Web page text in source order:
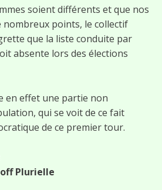
soient différents et que nos
nombreux points, le collectif
que la liste conduite par
absente lors des élections
en effet une partie non
qui se voit de ce fait
de ce premier tour.
Plurielle